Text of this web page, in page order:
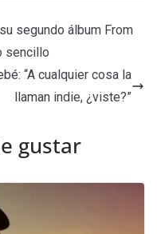
segundo álbum From
sencillo
“A cualquier cosa la
llaman indie, ¿viste?”
gustar